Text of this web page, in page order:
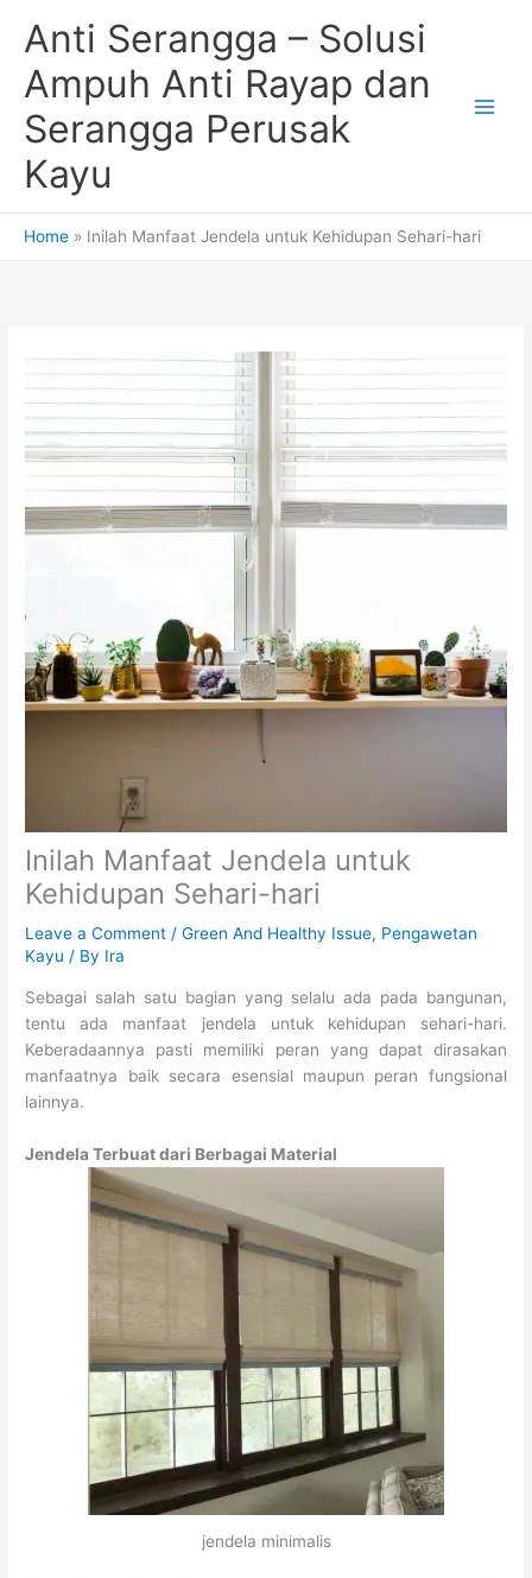
Anti Serangga – Solusi
Ampuh Anti Rayap dan
Serangga Perusak
Kayu
Home Inilah Manfaat Jendela untuk Kehidupan Sehari-hari
Inilah Manfaat Jendela untuk
Kehidupan Sehari-hari
Leave a Comment /Green And Healthy Issue, Pengawetan
Kayu / By Ira
Sebagai salah satu bagian yang selalu ada pada bangunan,
tentu ada manfaat jendela untuk kehidupan sehari-hari.
Keberadaannya pasti memiliki peran yang dapat dirasakan
manfaatnya baik secara esensial maupun peran fungsional
lainnya.
Jendela Terbuat dari Berbagai Material
jendela minimalis